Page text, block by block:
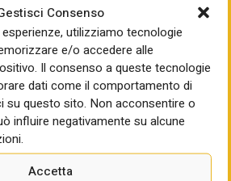
Consenso
utilizziamo tecnologie
e/o accedere alle
Il consenso a queste tecnologie
dati come il comportamento di
su questo sito. Non acconsentire o
influire negativamente su alcune
Accetta
richiederà alle imprese
per natura da quelli tradizionali.
ricerca, software, dati,
Sono investimenti difficili da
rischiosi, con ritorni incerti e
questo “senza una finanza
resta un’idea; con finanza paziente,
più profondi può diventare
competitività”.